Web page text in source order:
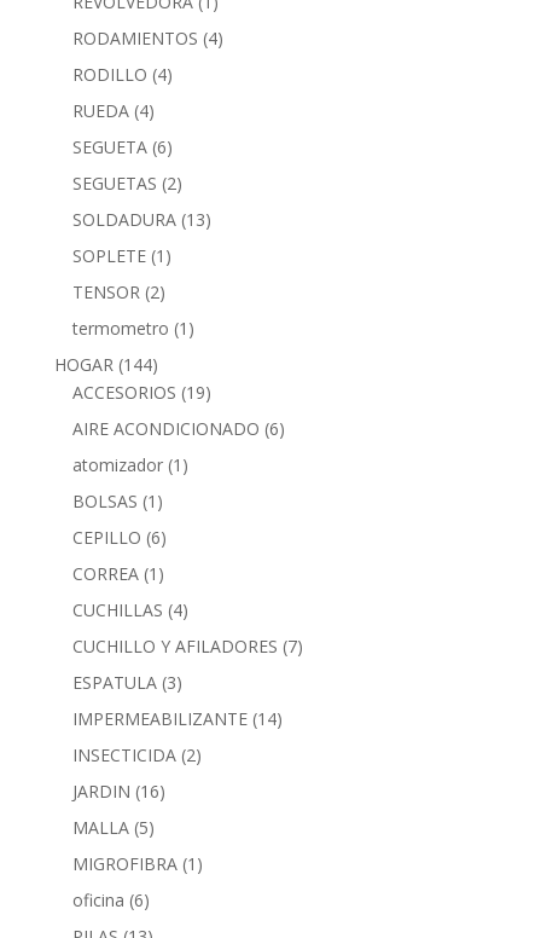
RODAMIENTOS (4)
RODILLO (4)
RUEDA (4)
SEGUETA (6)
SEGUETAS (2)
SOLDADURA (13)
SOPLETE (1)
TENSOR (2)
termometro (1)
HOGAR (144)
ACCESORIOS (19)
AIRE ACONDICIONADO (6)
atomizador (1)
BOLSAS (1)
CEPILLO (6)
CORREA (1)
CUCHILLAS (4)
CUCHILLO Y AFILADORES (7)
ESPATULA (3)
IMPERMEABILIZANTE (14)
INSECTICIDA (2)
JARDIN (16)
MALLA (5)
MIGROFIBRA (1)
oficina (6)